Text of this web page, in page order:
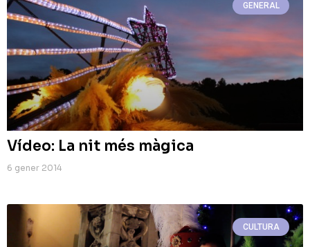
GENERAL
Vídeo: La nit més màgica
6 gener 2014
CULTURA